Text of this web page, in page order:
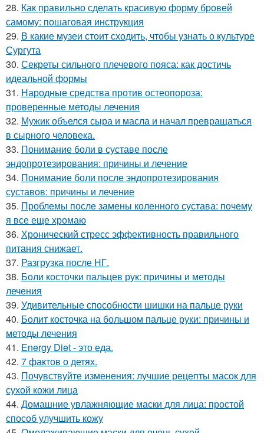
28. Как правильно сделать красивую форму бровей
самому: пошаговая инструкция
29. В какие музеи стоит сходить, чтобы узнать о культуре
Сургута
30. Секреты сильного плечевого пояса: как достичь
идеальной формы
31. Народные средства против остеопороза:
проверенные методы лечения
32. Мужик объелся сыра и масла и начал превращаться
в сырного человека.
33. Понимание боли в суставе после
эндопротезирования: причины и лечение
34. Понимание боли после эндопротезирования
суставов: причины и лечение
35. Проблемы после замены коленного сустава: почему
я все еще хромаю
36. Хронический стресс эффективность правильного
питания снижает.
37. Разгрузка после НГ.
38. Боли косточки пальцев рук: причины и методы
лечения
39. Удивительные способности шишки на пальце руки
40. Болит косточка на большом пальце руки: причины и
методы лечения
41. Energy Diet - это еда.
42. 7 фактов о детях.
43. Почувствуйте изменения: лучшие рецепты масок для
сухой кожи лица
44. Домашние увлажняющие маски для лица: простой
способ улучшить кожу